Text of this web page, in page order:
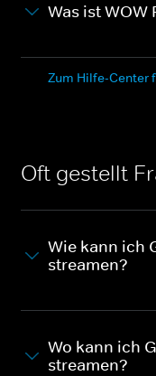
Was ist WOW
Zum Hilfe-Center
Oft gestellt
Wie kann ich
streamen?
Wo kann ich
streamen?